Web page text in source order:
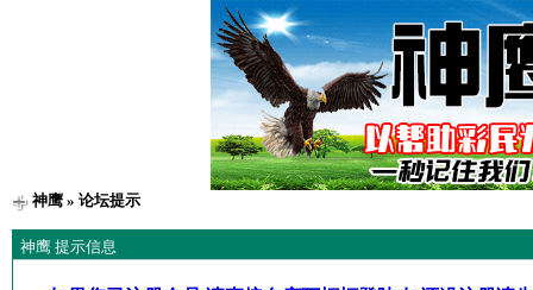
神鹰» 论坛提示
神鹰 提示信息